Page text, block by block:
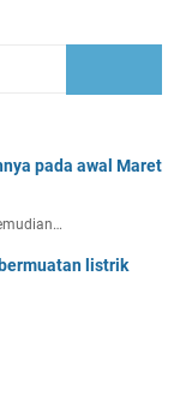
pada awal Maret
listrik